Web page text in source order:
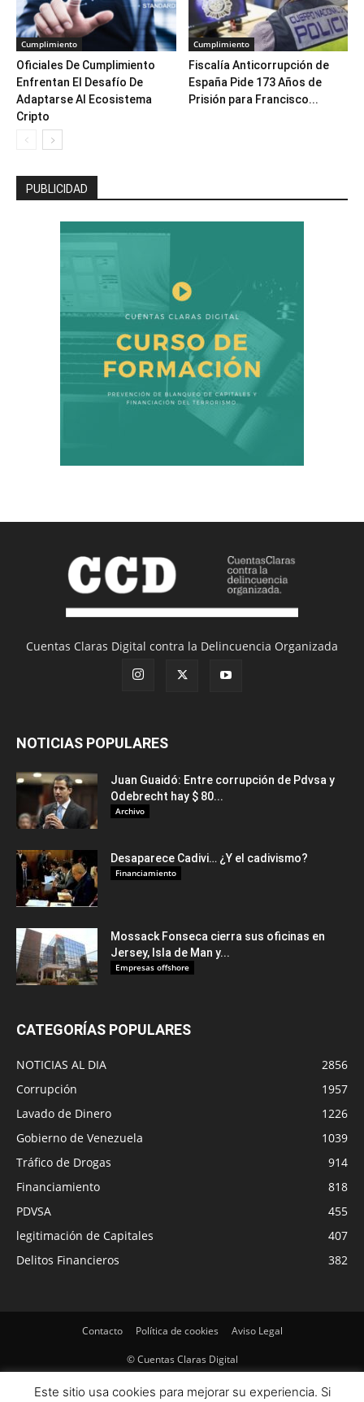
Cumplimiento
Oficiales De Cumplimiento
Enfrentan El Desafío De
Adaptarse Al Ecosistema
Cripto
Cumplimiento
Fiscalía Anticorrupción de
España Pide 173 Años de
Prisión para Francisco...
PUBLICIDAD
Cuentas Claras Digital contra la Delincuencia Organizada
NOTICIAS POPULARES
Juan Guaidó: Entre corrupción de Pdvsa y
Odebrecht hay $ 80...
Archivo
Desaparece Cadivi… ¿Y el cadivismo?
Financiamiento
Mossack Fonseca cierra sus oficinas en
Jersey, Isla de Man y...
Empresas offshore
CATEGORÍAS POPULARES
NOTICIAS AL DIA
2856
Corrupción
1957
Lavado de Dinero
1226
Gobierno de Venezuela
1039
Tráfico de Drogas
914
Financiamiento
818
PDVSA
455
legitimación de Capitales
407
Delitos Financieros
382
Contacto Política de cookies Aviso Legal
© Cuentas Claras Digital
Este sitio usa cookies para mejorar su experiencia. Si